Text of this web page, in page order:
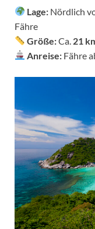
Lage: Nördlich
Fähre
Größe:Ca. 21
Anreise: Fähre